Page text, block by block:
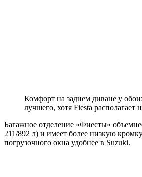
Комфорт на заднем диване у
лучшего, хотя Fiesta располагает
Багажное отделение «Фиесты»
211/892 л) и имеет более низкую
погрузочного окна удобнее в Suzuki.